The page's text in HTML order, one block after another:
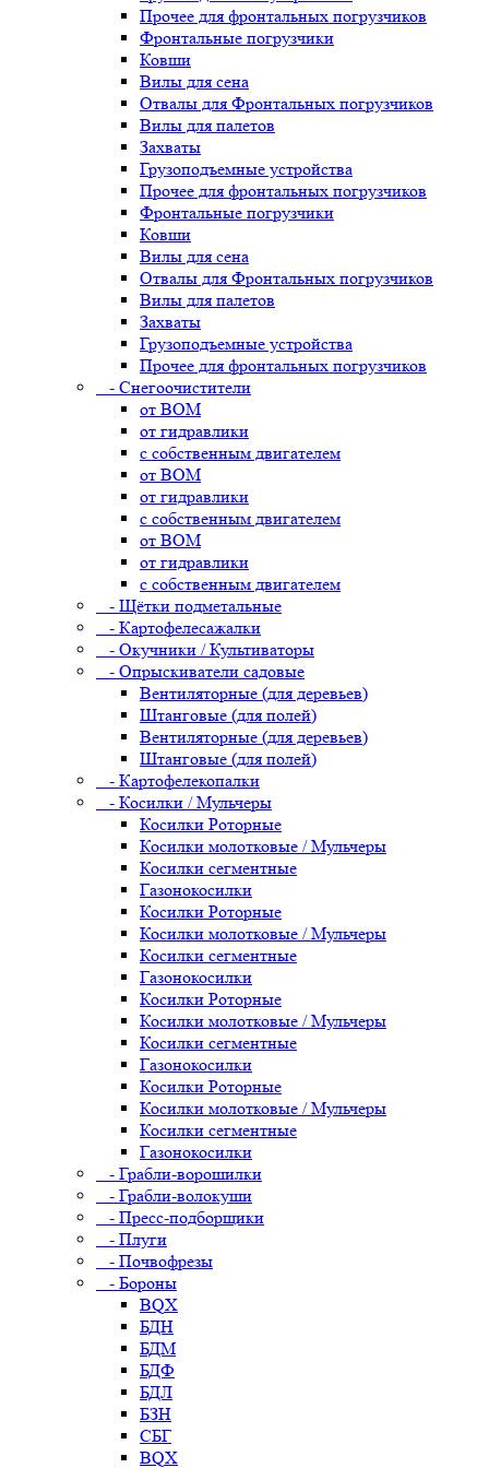
Прочее для фронтальных погрузчиков
Фронтальные погрузчики
Ковши
Вилы для сена
Отвалы для Фронтальных погрузчиков
Вилы для палетов
Захваты
Грузоподъемные устройства
Прочее для фронтальных погрузчиков
Фронтальные погрузчики
Ковши
Вилы для сена
Отвалы для Фронтальных погрузчиков
Вилы для палетов
Захваты
Грузоподъемные устройства
Прочее для фронтальных погрузчиков
- Снегоочистители
от ВОМ
от гидравлики
с собственным двигателем
от ВОМ
от гидравлики
с собственным двигателем
от ВОМ
от гидравлики
с собственным двигателем
- Щётки подметальные
- Картофелесажалки
- Окучники / Культиваторы
- Опрыскиватели садовые
Вентиляторные (для деревьев)
Штанговые (для полей)
Вентиляторные (для деревьев)
Штанговые (для полей)
- Картофелекопалки
- Косилки / Мульчеры
Косилки Роторные
Косилки молотковые / Мульчеры
Косилки сегментные
Газонокосилки
Косилки Роторные
Косилки молотковые / Мульчеры
Косилки сегментные
Газонокосилки
Косилки Роторные
Косилки молотковые / Мульчеры
Косилки сегментные
Газонокосилки
Косилки Роторные
Косилки молотковые / Мульчеры
Косилки сегментные
Газонокосилки
- Грабли-ворошилки
- Грабли-волокуши
- Пресс-подборщики
- Плуги
- Почвофрезы
- Бороны
BQX
БДН
БДМ
БДФ
БДЛ
БЗН
СБГ
BQX